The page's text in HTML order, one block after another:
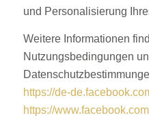
und Personalisierung
Weitere Informationen
Nutzungsbedingungen
https://de-
https://